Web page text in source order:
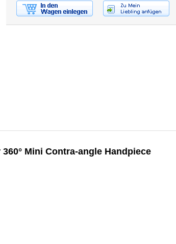
Mini Contra-angle Handpiece